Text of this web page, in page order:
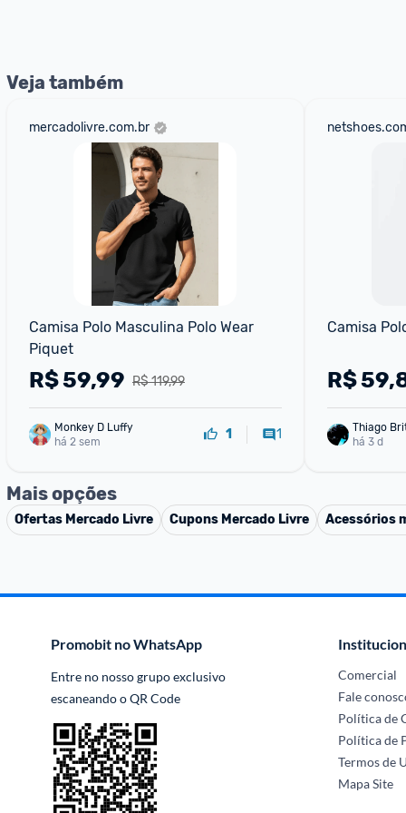
Veja também
mercadolivre.com.br
Camisa Polo Masculina Polo Wear
Piquet
R$ 119,99
R$59,99
Monkey D Luffy
há 2 sem
1 1
Camisa
R$
Thiago
há 3 d
Mais opções
Ofertas Mercado Livre Cupons Mercado Livre Acessórios
Promobit no WhatsApp
Entre no nosso grupo exclusivo
escaneando o QR Code
Comercial
Fale
Política de
Política de
Termos de
Mapa Site